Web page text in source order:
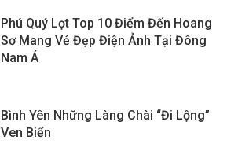
Phú Quý Lọt Top 10 Điểm Đến Hoang
Sơ Mang Vẻ Đẹp Điện Ảnh Tại Đông
Nam Á
Bình Yên Những Làng Chài “đi Lộng”
Ven Biển